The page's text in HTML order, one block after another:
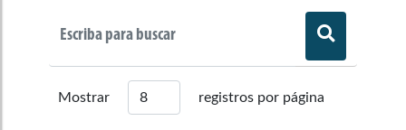
Mostrar registros por página